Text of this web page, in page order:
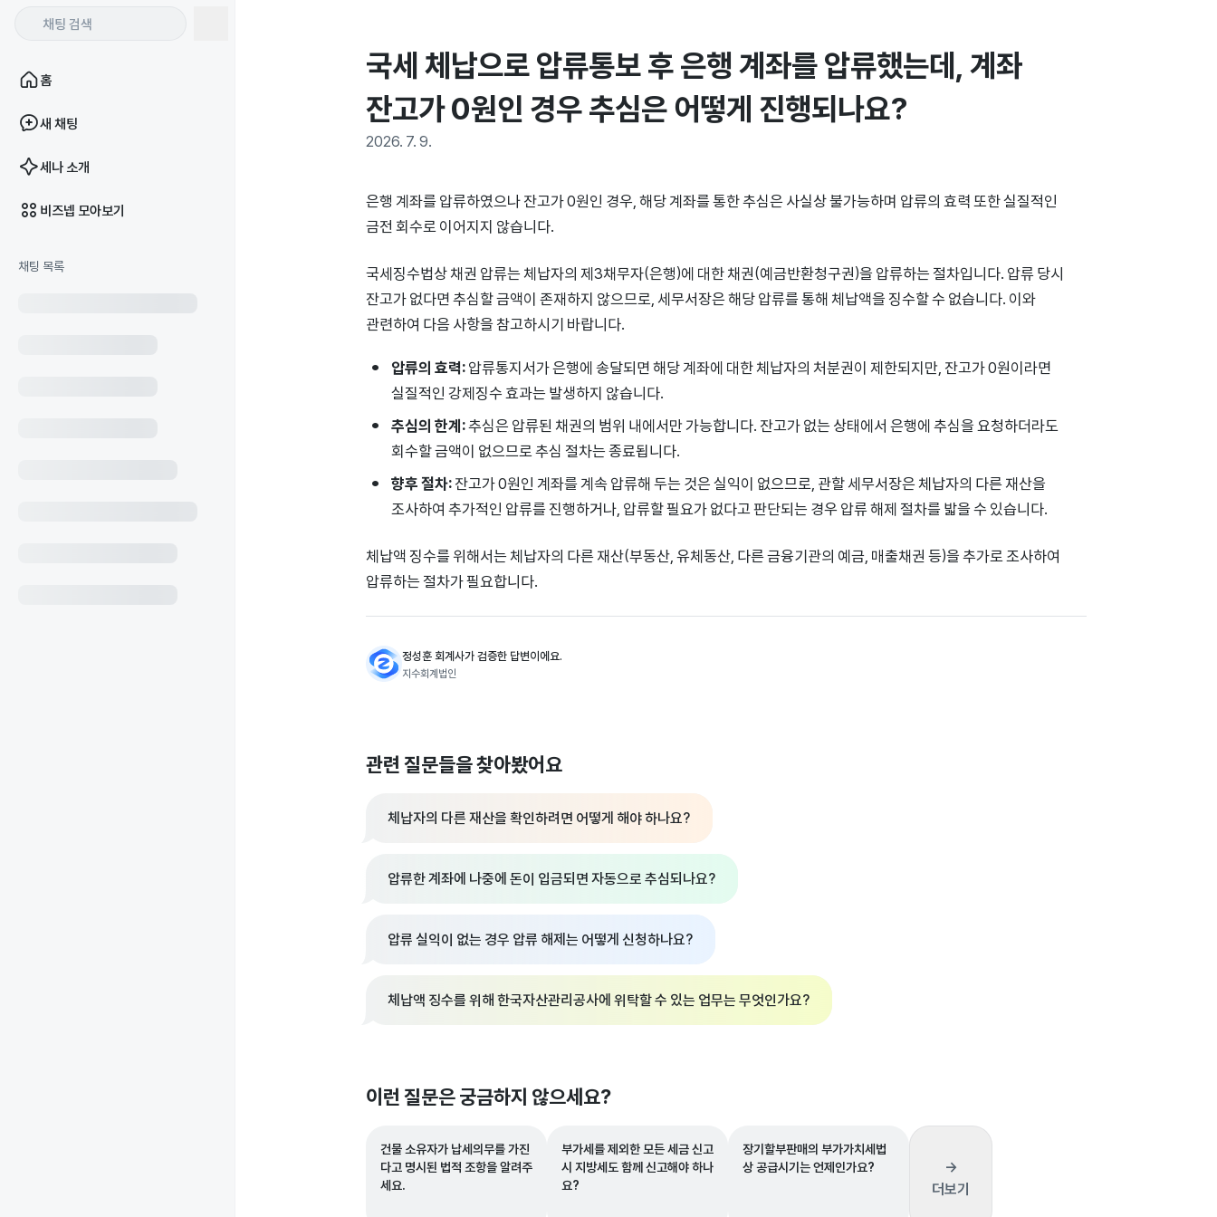
홈
새 채팅
세나 소개
비즈넵 모아보기
채팅 목록
국세 체납으로 압류통보 후 은행 계좌를 압류했는데, 계좌
잔고가 0원인 경우 추심은 어떻게 진행되나요?
2026. 7. 9.
은행 계좌를 압류하였으나 잔고가 0원인 경우, 해당 계좌를 통한 추심은 사실상 불가능하며 압류의 효력 또한 실질적인
금전 회수로 이어지지 않습니다.
국세징수법상 채권 압류는 체납자의 제3채무자(은행)에 대한 채권(예금반환청구권)을 압류하는 절차입니다. 압류 당시
잔고가 없다면 추심할 금액이 존재하지 않으므로, 세무서장은 해당 압류를 통해 체납액을 징수할 수 없습니다. 이와
관련하여 다음 사항을 참고하시기 바랍니다.
압류의 효력:압류통지서가 은행에 송달되면 해당 계좌에 대한 체납자의 처분권이 제한되지만, 잔고가 0원이라면
실질적인 강제징수 효과는 발생하지 않습니다.
추심의 한계:추심은 압류된 채권의 범위 내에서만 가능합니다. 잔고가 없는 상태에서 은행에 추심을 요청하더라도
회수할 금액이 없으므로 추심 절차는 종료됩니다.
향후 절차:잔고가 0원인 계좌를 계속 압류해 두는 것은 실익이 없으므로, 관할 세무서장은 체납자의 다른 재산을
조사하여 추가적인 압류를 진행하거나, 압류할 필요가 없다고 판단되는 경우 압류 해제 절차를 밟을 수 있습니다.
체납액 징수를 위해서는 체납자의 다른 재산(부동산, 유체동산, 다른 금융기관의 예금, 매출채권 등)을 추가로 조사하여
압류하는 절차가 필요합니다.
정성훈 회계사가 검증한 답변이에요.
지수회계법인
관련 질문들을 찾아봤어요
체납자의 다른 재산을 확인하려면 어떻게 해야 하나요?
압류한 계좌에 나중에 돈이 입금되면 자동으로 추심되나요?
압류 실익이 없는 경우 압류 해제는 어떻게 신청하나요?
체납액 징수를 위해 한국자산관리공사에 위탁할 수 있는 업무는 무엇인가요?
이런 질문은 궁금하지 않으세요?
건물 소유자가 납세의무를 가진
다고 명시된 법적 조항을 알려주
세요.
부가세를 제외한 모든 세금 신고
시 지방세도 함께 신고해야 하나
요?
장기할부판매의 부가가치세법
상 공급시기는 언제인가요?
→
더보기